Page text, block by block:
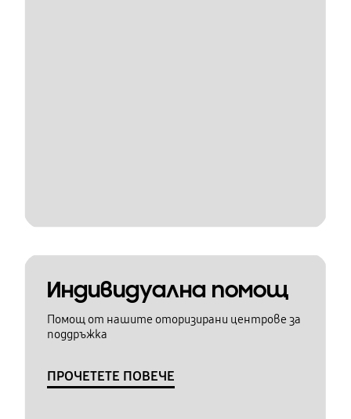
Индивидуална помощ
Помощ от нашите оторизирани центрове за
поддръжка
ПРОЧЕТЕТЕ ПОВЕЧЕ